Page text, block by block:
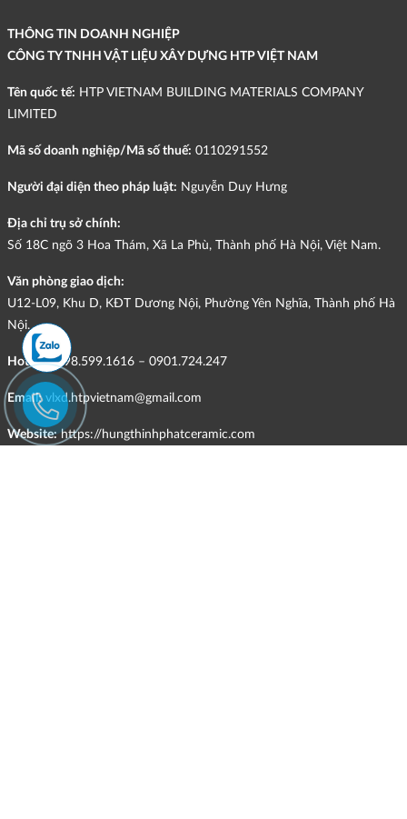
THÔNG TIN DOANH NGHIỆP
CÔNG TY TNHH VẬT LIỆU XÂY DỰNG HTP VIỆT NAM
Tên quốc tế: HTP VIETNAM BUILDING MATERIALS COMPANY
LIMITED
Mã số doanh nghiệp/Mã số thuế: 0110291552
Người đại diện theo pháp luật: Nguyễn Duy Hưng
Địa chỉ trụ sở chính:
Số 18C ngõ 3 Hoa Thám, Xã La Phù, Thành phố Hà Nội, Việt Nam.
Văn phòng giao dịch:
U12-L09, Khu D, KĐT Dương Nội, Phường Yên Nghĩa, Thành phố Hà
Nội.
Hotline:098.599.1616 – 0901.724.247
Email: vlxd.htpvietnam@gmail.com
Website: https://hungthinhphatceramic.com